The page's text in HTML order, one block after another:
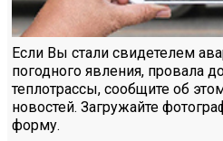
Если Вы стали свидетелем
погодного явления, провала
теплотрассы, сообщите об
новостей. Загружайте
форму.